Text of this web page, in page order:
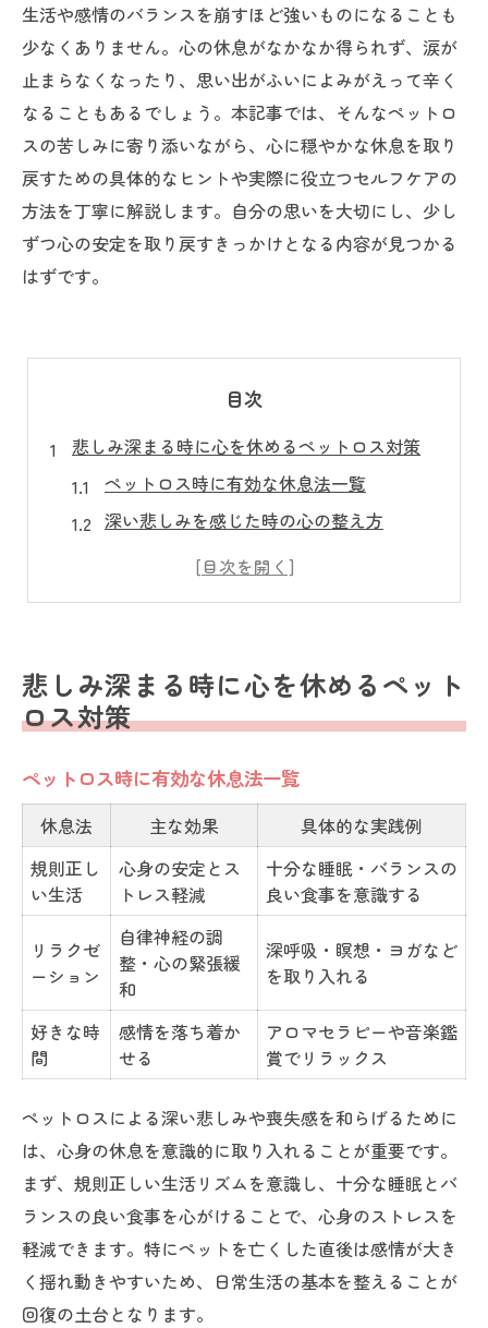
生活や感情のバランスを崩すほど強いものになることも
少なくありません。心の休息がなかなか得られず、涙が
止まらなくなったり、思い出がふいによみがえって辛く
なることもあるでしょう。本記事では、そんなペットロ
スの苦しみに寄り添いながら、心に穏やかな休息を取り
戻すための具体的なヒントや実際に役立つセルフケアの
方法を丁寧に解説します。自分の思いを大切にし、少し
ずつ心の安定を取り戻すきっかけとなる内容が見つかる
はずです。
目次
悲しみ深まる時に心を休めるペットロス対策
ペットロス時に有効な休息法一覧
深い悲しみを感じた時の心の整え方
ペットロス経験者が語る休息のヒント
ペットロスの症状と穏やかな心への歩み方
ペットロス症状の主な特徴と対策
悲嘆反応を知り心を守るコツ
ペットロス時の認知的反応を理解する
症状別ペットロス対処法まとめ
感情が揺れる日は自分に優しくする工夫
揺れる心に寄り添うセルフケア術
ペットロス時の自分を労わるポイント
感情日記で心の休息を促す方法
気持ちが沈む日のリラックス法
ペットロス体験者のおすすめ習慣
悲嘆反応を知りペットロスを乗り越えるヒント
ペットロスの悲嘆反応種類比較表
乗り越えるために知っておきたい知識
悲嘆反応が現れるタイミングの特徴
ペットロス後に心を守る工夫
悲嘆反応とストレス度の関係
悲しみ深まる時に心を休めるペット
ロス対策
ペットロス時に有効な休息法一覧
休息法 主な効果
具体的な実践例
規則正し
い生活
心身の安定とス
トレス軽減
十分な睡眠・バランスの
良い食事を意識する
リラクゼ
ーション
自律神経の調
整・心の緊張緩
和
深呼吸・瞑想・ヨガなど
を取り入れる
好きな時
間
感情を落ち着か
せる
アロマセラピーや音楽鑑
賞でリラックス
ペットロスによる深い悲しみや喪失感を和らげるために
は、心身の休息を意識的に取り入れることが重要です。
まず、規則正しい生活リズムを意識し、十分な睡眠とバ
ランスの良い食事を心がけることで、心身のストレスを
軽減できます。特にペットを亡くした直後は感情が大き
く揺れ動きやすいため、日常生活の基本を整えることが
回復の土台となります。